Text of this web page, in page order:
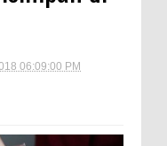
06:09:00 PM